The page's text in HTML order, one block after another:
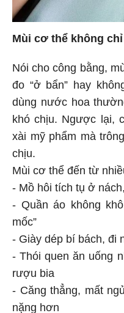
Mùi cơ thể không
Nói cho công bằng,
đo “ở bẩn” hay
dùng nước hoa
khó chịu. Ngược lại,
xài mỹ phẩm mà
chịu.
Mùi cơ thể đến từ
- Mồ hôi tích tụ ở
- Quần áo không
mốc”
- Giày dép bí bách, đi
- Thói quen ăn uống
rượu bia
- Căng thẳng, mất
nặng hơn